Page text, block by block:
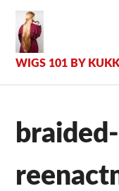
Inhalt
springen
WIGS 101 BY